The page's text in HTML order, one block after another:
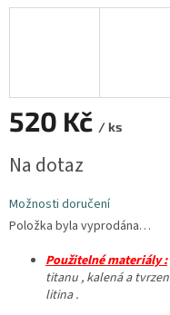
520 Kč / ks
cena:
Na dotaz
Možnosti doručení
Položka byla vyprodána…
Použitelné materiály :
titanu , kalená a
litina .